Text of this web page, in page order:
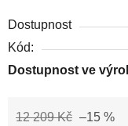
Dostupnost
Kód:
Dostupnost ve
12 209 Kč –15 %